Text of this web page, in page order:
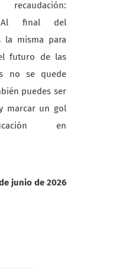
Al final del
la misma para
futuro de las
no se quede
puedes ser
marcar un gol
en
junio de 2026